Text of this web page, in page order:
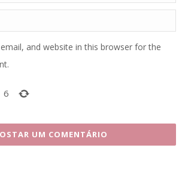
and website in this browser for the
6